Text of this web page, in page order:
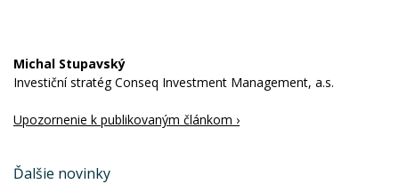
Michal Stupavský
Investiční stratég Conseq Investment Management, a.s.
Upozornenie k publikovaným článkom ›
Ďalšie novinky